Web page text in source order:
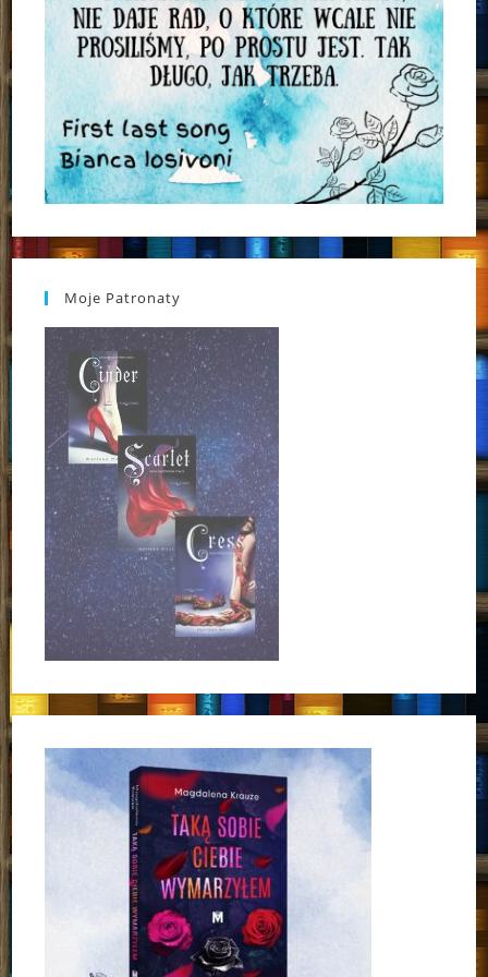
Moje Patronaty